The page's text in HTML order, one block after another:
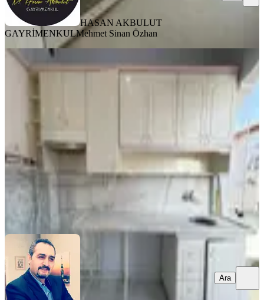
HASAN AKBULUT
GAYRİMENKULMehmet Sinan Özhan
BALKONLU
15
Özalper'de Kiralık 2 Ve 3 Kat
Dairelerimiz Mevcuttur
15.250 ₺ 18.000 ₺
Ara